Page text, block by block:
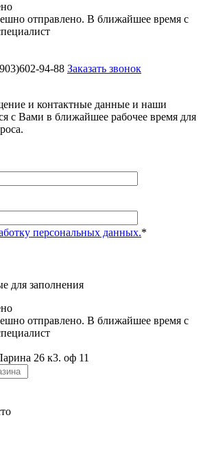
отправлено. В ближайшее время с
94-88 Заказать звонок
и контактные данные и наши
с Вами в ближайшее рабочее время для
персональных данных.*
для заполнения
отправлено. В ближайшее время с
26 к3. оф 11